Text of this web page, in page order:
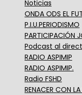
Noticias
ONDA ODS EL
P.I.U.PERIODISMO
PARTICIPACIÓN
Podcast al
RADIO ASPIMIP
RADIO ASPIMIP.
Radio FSHD
RENACER CON